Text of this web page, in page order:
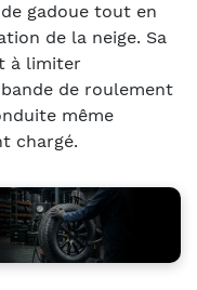
gadoue tout en
de la neige. Sa
à limiter
de roulement
même
chargé.